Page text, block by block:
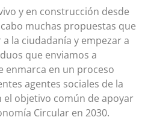
y en construcción desde
muchas propuestas que
la ciudadanía y empezar a
que enviamos a
enmarca en un proceso
agentes sociales de la
objetivo común de apoyar
Circular en 2030.